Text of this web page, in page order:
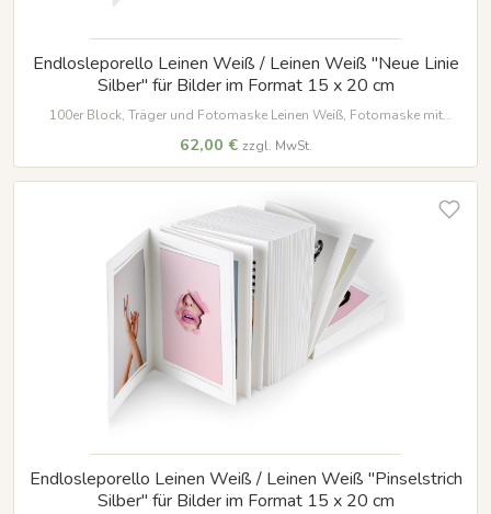
Endlosleporello Leinen Weiß / Leinen Weiß "Neue Linie
Silber" für Bilder im Format 15 x 20 cm
100er Block, Träger und Fotomaske Leinen Weiß, Fotomaske mit
62,00 € zzgl. MwSt.
Endlosleporello Leinen Weiß / Leinen Weiß "Pinselstrich
Silber" für Bilder im Format 15 x 20 cm